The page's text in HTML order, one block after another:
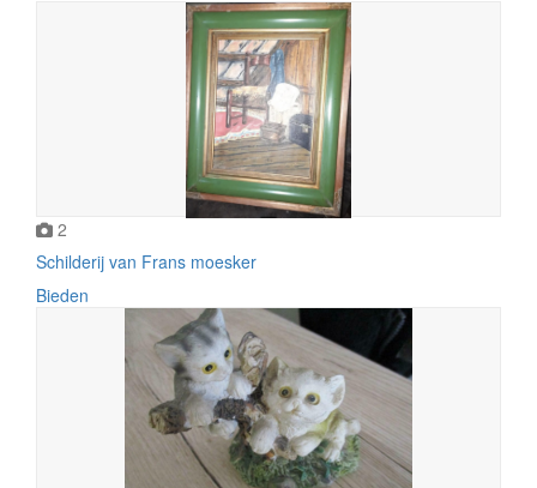
2
Schilderij van Frans moesker
Bieden